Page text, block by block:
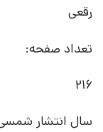
رقعی
تعداد صفحه:
216
سال انتشار